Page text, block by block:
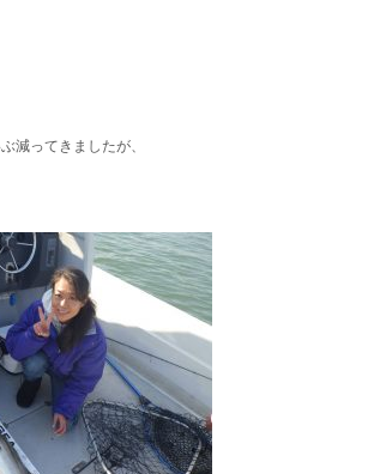
減ってきましたが、